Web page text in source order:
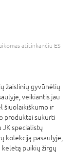
atitinkančiu ES
žaislinių gyvūnėlių
veikiantis jau
šiuolaikiškumo ir
produktai sukurti
JK specialistų
kolekciją pasaulyje,
keletą puikių žirgų